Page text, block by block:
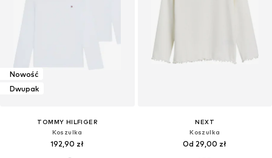
Nowość
Dwupak
TOMMY HILFIGER
Koszulka
192,90 zł
NEXT
Koszulka
Od 29,00 zł